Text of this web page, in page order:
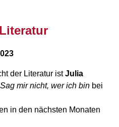
der Literatur istJulia
Sag mir nicht, wer ich bin bei
in den nächsten Monaten